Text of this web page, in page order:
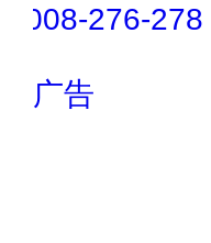
创星地板
广告